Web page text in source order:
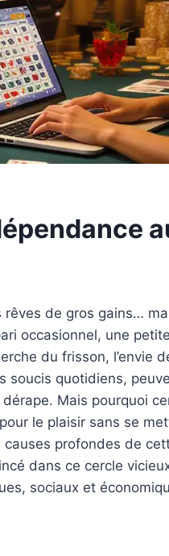
rêves de gros gains…
occasionnel, une
du frisson, l’envie
soucis quotidiens,
Mais pourquoi
le plaisir sans se
causes profondes de
dans ce cercle vicieux.
sociaux et